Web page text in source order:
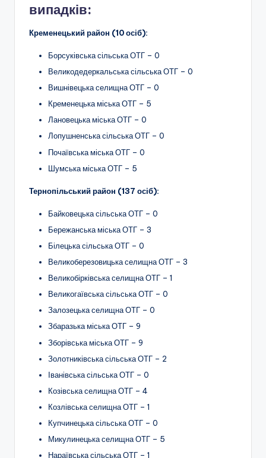
випадків:
Кременецький район (10 осіб):
Борсуківська сільська ОТГ – 0
Великодедеркальська сільська ОТГ – 0
Вишнівецька селищна ОТГ – 0
Кременецька міська ОТГ – 5
Лановецька міська ОТГ – 0
Лопушненська сільська ОТГ – 0
Почаївська міська ОТГ – 0
Шумська міська ОТГ – 5
Тернопільський район (137 осіб):
Байковецька сільська ОТГ – 0
Бережанська міська ОТГ – 3
Білецька сільська ОТГ – 0
Великоберезовицька селищна ОТГ – 3
Великобірківська селищна ОТГ – 1
Великогаївська сільська ОТГ – 0
Залозецька селищна ОТГ – 0
Збаразька міська ОТГ – 9
Зборівська міська ОТГ – 9
Золотниківська сільська ОТГ – 2
Іванівська сільська ОТГ – 0
Козівська селищна ОТГ – 4
Козлівська селищна ОТГ – 1
Купчинецька сільська ОТГ – 0
Микулинецька селищна ОТГ – 5
Нараївська сільська ОТГ – 1